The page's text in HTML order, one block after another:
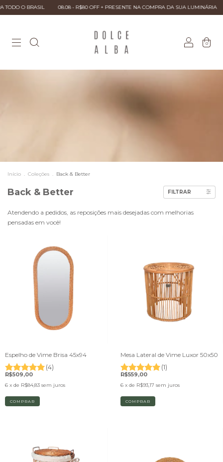
08.08 • R$80 OFF + PRESENTE NA COMPRA DA SUA LUMINÁRIA
0
Início . Coleções . Back & Better
Back & Better FILTRAR
Atendendo a pedidos, as reposições mais desejadas com melhorias
pensadas em você!
Espelho de Vime Brisa 45x94
(4)
R$509,00
6 x de R$84,83 sem juros
Mesa Lateral de Vime Luxor 50x50
(1)
R$559,00
6 x de R$93,17 sem juros